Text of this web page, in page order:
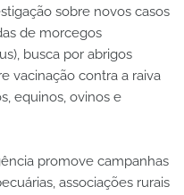
sobre novos casos
de morcegos
busca por abrigos
vacinação contra a raiva
equinos, ovinos e
promove campanhas
associações rurais